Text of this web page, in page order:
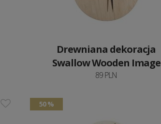
Drewniana dekoracja
Swallow Wooden Image
89 PLN
50 %